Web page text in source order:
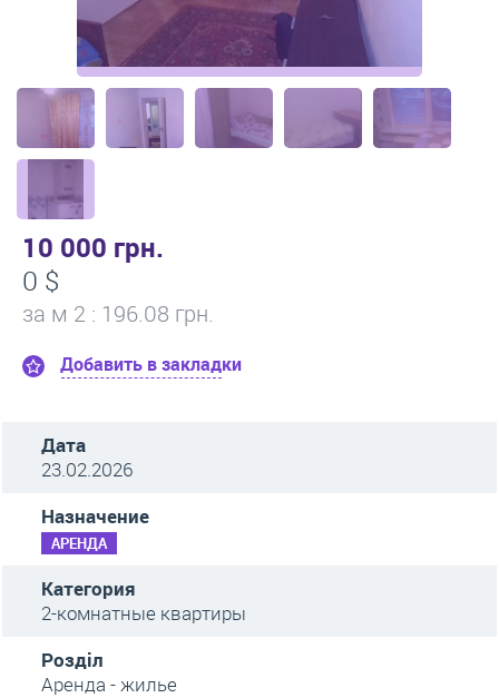
10 000 грн.
0 $
за м 2 : 196.08 грн.
Добавить в закладки
Дата
23.02.2026
Назначение
АРЕНДА
Категория
2-комнатные квартиры
Розділ
Аренда - жилье